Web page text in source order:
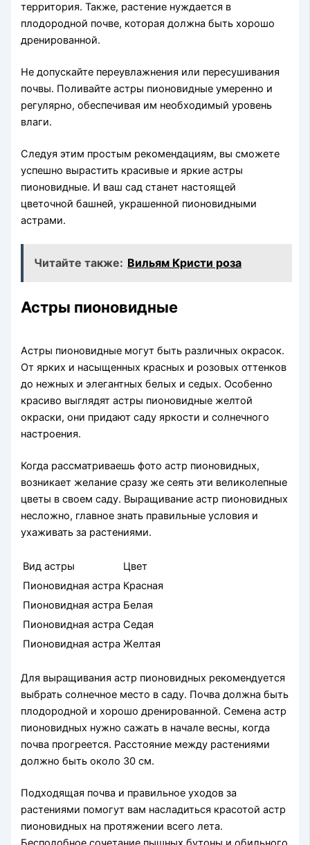
территория. Также, растение нуждается в
плодородной почве, которая должна быть хорошо
дренированной.
Не допускайте переувлажнения или пересушивания
почвы. Поливайте астры пионовидные умеренно и
регулярно, обеспечивая им необходимый уровень
влаги.
Следуя этим простым рекомендациям, вы сможете
успешно вырастить красивые и яркие астры
пионовидные. И ваш сад станет настоящей
цветочной башней, украшенной пионовидными
астрами.
Читайте также: Вильям Кристи роза
Астры пионовидные
Астры пионовидные могут быть различных окрасок.
От ярких и насыщенных красных и розовых оттенков
до нежных и элегантных белых и седых. Особенно
красиво выглядят астры пионовидные желтой
окраски, они придают саду яркости и солнечного
настроения.
Когда рассматриваешь фото астр пионовидных,
возникает желание сразу же сеять эти великолепные
цветы в своем саду. Выращивание астр пионовидных
несложно, главное знать правильные условия и
ухаживать за растениями.
Вид астры
Цвет
Пионовидная астра Красная
Пионовидная астра Белая
Пионовидная астра Седая
Пионовидная астра Желтая
Для выращивания астр пионовидных рекомендуется
выбрать солнечное место в саду. Почва должна быть
плодородной и хорошо дренированной. Семена астр
пионовидных нужно сажать в начале весны, когда
почва прогреется. Расстояние между растениями
должно быть около 30 см.
Подходящая почва и правильное уходов за
растениями помогут вам насладиться красотой астр
пионовидных на протяжении всего лета.